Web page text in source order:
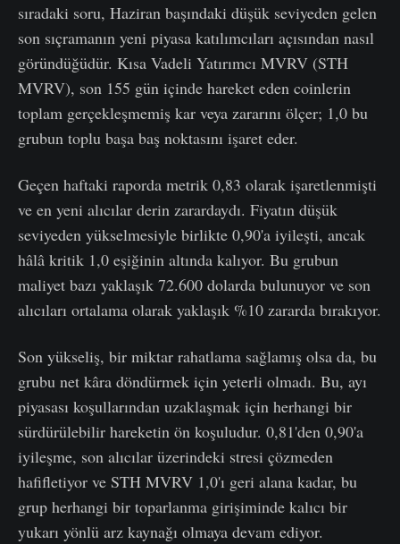
sıradaki soru, Haziran başındaki düşük seviyeden gelen
son sıçramanın yeni piyasa katılımcıları açısından nasıl
göründüğüdür. Kısa Vadeli Yatırımcı MVRV (STH
MVRV), son 155 gün içinde hareket eden coinlerin
toplam gerçekleşmemiş kar veya zararını ölçer; 1,0 bu
grubun toplu başa baş noktasını işaret eder.
Geçen haftaki raporda metrik 0,83 olarak işaretlenmişti
ve en yeni alıcılar derin zarardaydı. Fiyatın düşük
seviyeden yükselmesiyle birlikte 0,90'a iyileşti, ancak
hâlâ kritik 1,0 eşiğinin altında kalıyor. Bu grubun
maliyet bazı yaklaşık 72.600 dolarda bulunuyor ve son
alıcıları ortalama olarak yaklaşık %10 zararda bırakıyor.
Son yükseliş, bir miktar rahatlama sağlamış olsa da, bu
grubu net kâra döndürmek için yeterli olmadı. Bu, ayı
piyasası koşullarından uzaklaşmak için herhangi bir
sürdürülebilir hareketin ön koşuludur. 0,81'den 0,90'a
iyileşme, son alıcılar üzerindeki stresi çözmeden
hafifletiyor ve STH MVRV 1,0'ı geri alana kadar, bu
grup herhangi bir toparlanma girişiminde kalıcı bir
yukarı yönlü arz kaynağı olmaya devam ediyor.